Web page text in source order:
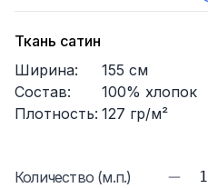
Ткань сатин
Ширина:
155 см
Состав:
100% хлопок
Плотность: 127 гр/м²
Количество (м.п.) 1